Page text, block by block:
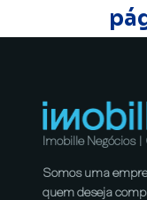
Imobille Negócios
Somos uma
quem deseja